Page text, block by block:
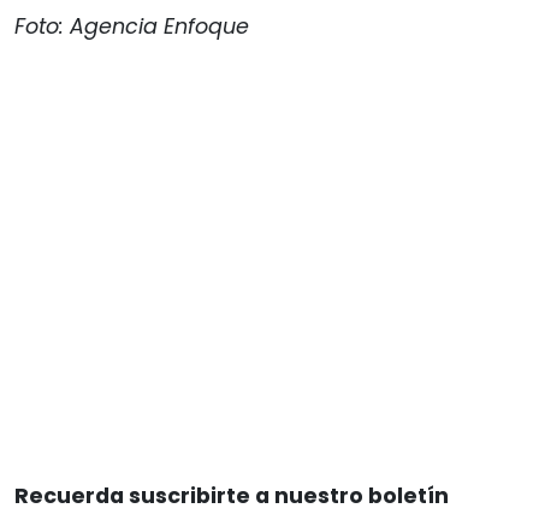
Foto: Agencia Enfoque
Recuerda suscribirte a nuestro boletín